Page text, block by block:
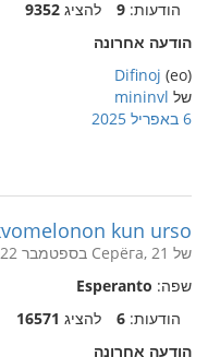
הודעות: 9 להציג 9352
הודעה אחרונה
(eo)
Difinoj
של mininvl
6 באפריל 2025
kun urso
של Серёга, 21 בספטמבר 2022
שפה: Esperanto
הודעות: 6 להציג 16571
הודעה אחרונה